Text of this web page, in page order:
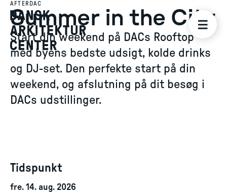
AFTERDAC
Summer in the City
Start din weekend på DACs Rooftop
med byens bedste udsigt, kolde drinks
og DJ-set. Den perfekte start på din
weekend, og afslutning på dit besøg i
DACs udstillinger.
Tidspunkt
fre. 14. aug. 2026